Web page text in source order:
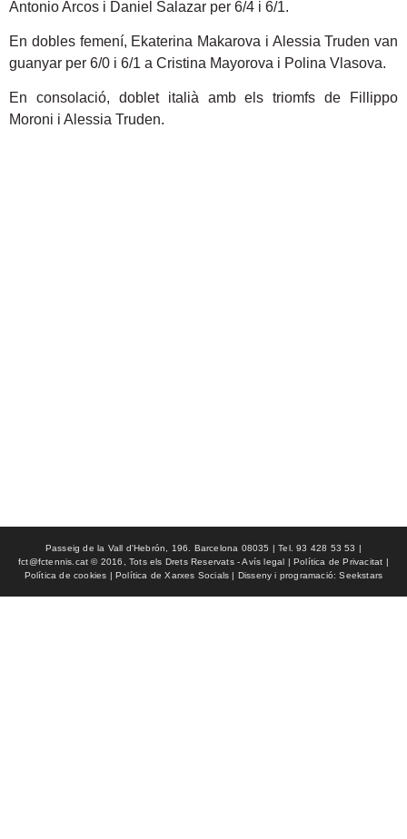
Antonio Arcos i Daniel Salazar per 6/4 i 6/1.
En dobles femení, Ekaterina Makarova i Alessia Truden van
guanyar per 6/0 i 6/1 a Cristina Mayorova i Polina Vlasova.
En consolació, doblet italià amb els triomfs de Fillippo
Moroni i Alessia Truden.
Passeig de la Vall d'Hebrón, 196. Barcelona 08035 | Tel. 93 428 53 53 |
fct@fctennis.cat © 2016, Tots els Drets Reservats - Avís legal | Política de Privacitat |
Política de cookies | Política de Xarxes Socials | Disseny i programació: Seekstars